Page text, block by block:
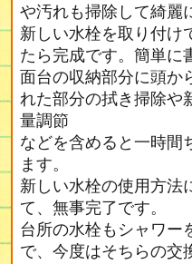
や汚れも掃除して綺麗
新しい水栓を取り付け
たら完成です。簡単に
面台の収納部分に頭か
れた部分の拭き掃除や
量調節
などを含めると一時間
ます。
新しい水栓の使用方法
て、無事完了です。
台所の水栓もシャワー
で、今度はそちらの交